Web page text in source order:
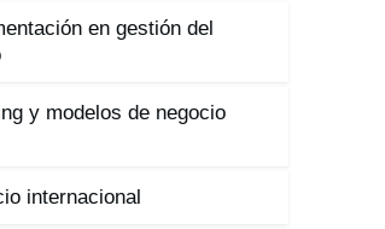
en gestión del
y modelos de negocio
internacional